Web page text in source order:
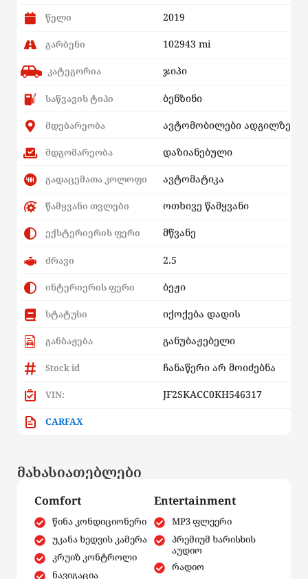
წელი 2019
გარბენი 102943 mi
კატეგორია ჯიპი
საწვავის ტიპი ბენზინი
მდებარეობა ავტომობილები ადგილზე
მდგომარეობა დაზიანებული
გადაცემათა კოლოფი ავტომატიკა
წამყვანი თვლები ოთხივე წამყვანი
ექსტერიერის ფერი მწვანე
ძრავი 2.5
ინტერიერის ფერი ბეჟი
სტატუსი იქოქება დადის
განბაჟება განუბაჟებელი
Stock id ჩანაწერი არ მოიძებნა
VIN: JF2SKACC0KH546317
CARFAX
მახასიათებლები
Comfort
წინა კონდიციონერი
უკანა ხედვის კამერა
კრუიზ კონტროლი
ნავიგაცია
Entertainment
MP3 ფლეერი
პრემიუმ ხარისხის
აუდიო
რადიო